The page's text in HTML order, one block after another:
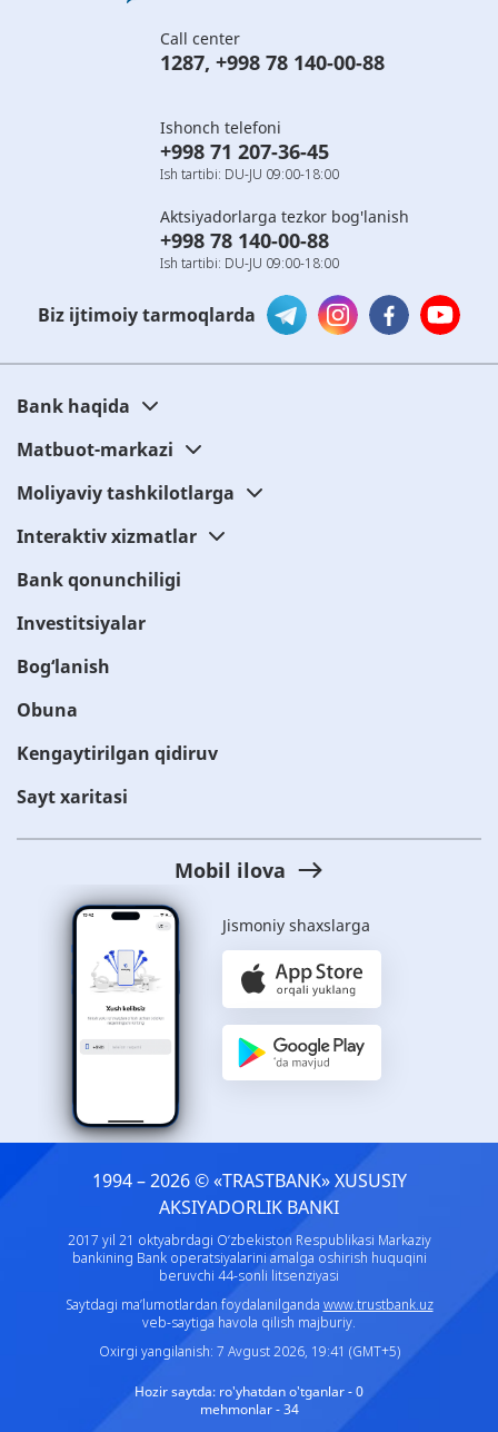
Call center
1287, +998 78 140-00-88
Ishonch telefoni
+998 71 207-36-45
Ish tartibi: DU-JU 09:00-18:00
Aktsiyadorlarga tezkor bog'lanish
+998 78 140-00-88
Ish tartibi: DU-JU 09:00-18:00
Biz ijtimoiy tarmoqlarda
Bank haqida
Matbuot-markazi
Moliyaviy tashkilotlarga
Interaktiv xizmatlar
Bank qonunchiligi
Investitsiyalar
Bog‘lanish
Obuna
Kengaytirilgan qidiruv
Sayt xaritasi
Mobil ilova
Jismoniy shaxslarga
1994 – 2026 © «TRASTBANK» ХUSUSIY
AKSIYADORLIK BANKI
2017 yil 21 oktyabrdagi O‘zbekiston Respublikasi Markaziy
bankining Bank operatsiyalarini amalga oshirish huquqini
beruvchi 44-sonli litsenziyasi
Saytdagi ma’lumotlardan foydalanilganda www.trustbank.uz
veb-saytiga havola qilish majburiy.
Oxirgi yangilanish: 7 Avgust 2026, 19:41 (GMT+5)
Hozir saytda: ro'yhatdan o'tganlar - 0
mehmonlar - 34